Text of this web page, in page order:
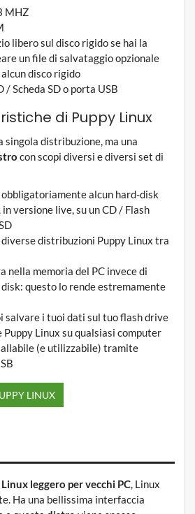
MHZ
libero sul disco rigido se hai la
un file di salvataggio opzionale
disco rigido
/ Scheda SD o porta USB
di Puppy Linux
singola distribuzione, ma una
con scopi diversi e diversi set di
alcun hard-disk
versione live, su un CD / Flash
distribuzioni Puppy Linux tra
nella memoria del PC invece di
questo lo rende estremamente
salvare i tuoi dati sul tuo flash drive
Puppy Linux su qualsiasi computer
(e utilizzabile) tramite
LINUX
Linux leggero per vecchi PC, Linux
Ha una bellissima interfaccia